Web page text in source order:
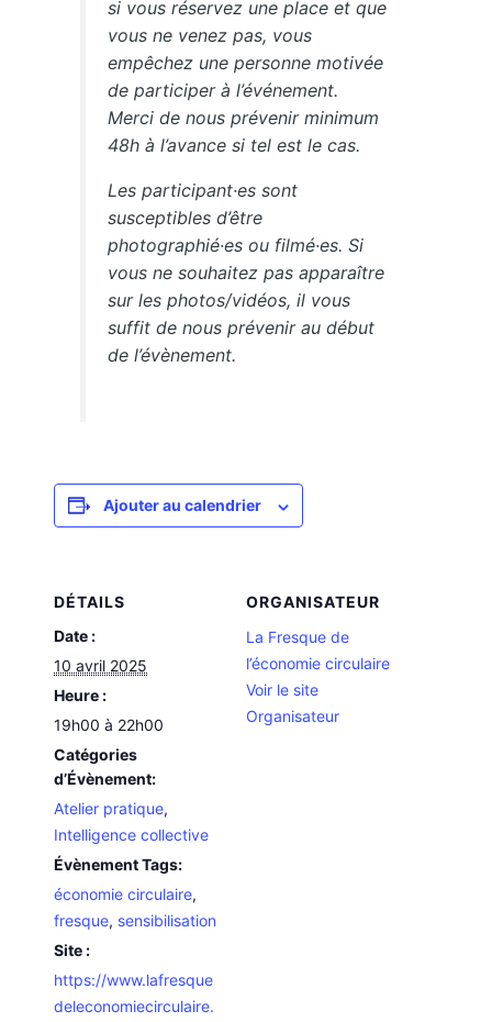
si vous réservez une place et que
vous ne venez pas, vous
empêchez une personne motivée
de participer à l’événement.
Merci de nous prévenir minimum
48h à l’avance si tel est le cas.
Les participant·es sont
susceptibles d’être
photographié·es ou filmé·es. Si
vous ne souhaitez pas apparaître
sur les photos/vidéos, il vous
suffit de nous prévenir au début
de l’évènement.
Ajouter au calendrier
DÉTAILS
Date :
10 avril 2025
Heure :
19h00 à 22h00
Catégories
d’Évènement:
Atelier pratique,
Intelligence collective
Évènement Tags:
économie circulaire,
fresque, sensibilisation
Site :
https://www.lafresque
deleconomiecirculaire.
ORGANISATEUR
La Fresque de
l’économie circulaire
Voir le site
Organisateur